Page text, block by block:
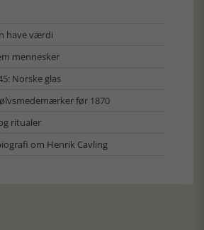
have værdi
mennesker
Norske glas
før 1870
ritualer
om Henrik Cavling